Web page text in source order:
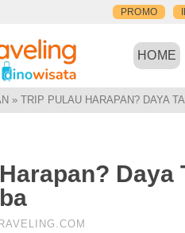
PROMO
HOME
» TRIP PULAU HARAPAN? DAYA